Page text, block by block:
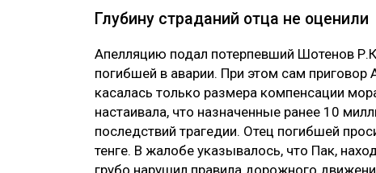
Глубину страданий отца не оценили
Апелляцию подал потерпевший Шотенов
погибшей в аварии. При этом сам
касалась только размера компенсации
настаивала, что назначенные ранее 10
последствий трагедии. Отец погибшей
тенге. В жалобе указывалось, что Пак,